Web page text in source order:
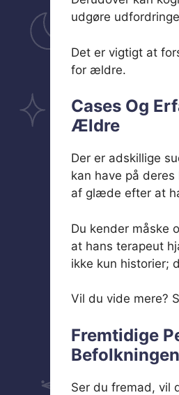
udgøre
Det er vigtigt at
for ældre.
Cases Og
Ældre
Der er adskillige
kan have på
af glæde efter at
Du kender måske
at hans terapeut
ikke kun historier;
Vil du vide mere?
Fremtidige
Ser du fremad, vil